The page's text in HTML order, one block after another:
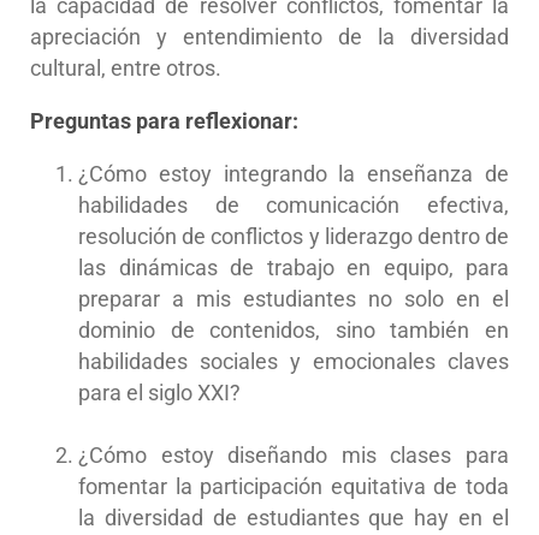
la capacidad de resolver conflictos, fomentar la
apreciación y entendimiento de la diversidad
cultural, entre otros.
Preguntas para reflexionar:
¿Cómo estoy integrando la enseñanza de
habilidades de comunicación efectiva,
resolución de conflictos y liderazgo dentro de
las dinámicas de trabajo en equipo, para
preparar a mis estudiantes no solo en el
dominio de contenidos, sino también en
habilidades sociales y emocionales claves
para el siglo XXI?
¿Cómo estoy diseñando mis clases para
fomentar la participación equitativa de toda
la diversidad de estudiantes que hay en el